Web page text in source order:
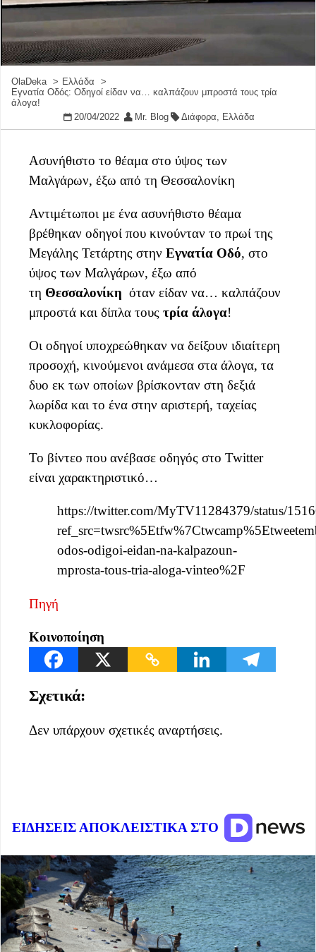
OlaDeka
Ελλάδα
Εγνατία Οδός: Οδηγοί είδαν να… καλπάζουν μπροστά τους τρία
άλογα!
20/04/2022
Mr. Blog Διάφορα, Ελλάδα
Ασυνήθιστο το θέαμα στο ύψος των
Μαλγάρων, έξω από τη Θεσσαλονίκη
Αντιμέτωποι με ένα ασυνήθιστο θέαμα
βρέθηκαν οδηγοί που κινούνταν το πρωί της
Μεγάλης Τετάρτης στην Εγνατία Οδό, στο
ύψος των Μαλγάρων, έξω από
τη Θεσσαλονίκη όταν είδαν να… καλπάζουν
μπροστά και δίπλα τους τρία άλογα!
Οι οδηγοί υποχρεώθηκαν να δείξουν ιδιαίτερη
προσοχή, κινούμενοι ανάμεσα στα άλογα, τα
δυο εκ των οποίων βρίσκονταν στη δεξιά
λωρίδα και το ένα στην αριστερή, ταχείας
κυκλοφορίας.
Το βίντεο που ανέβασε οδηγός στο Twitter
είναι χαρακτηριστικό…
https://twitter.com/MyTV11284379/status/
odos-odigoi-eidan-na-kalpazoun-
mprosta-tous-tria-aloga-vinteo%2F
Πηγή
Κοινοποίηση
Σχετικά:
Δεν υπάρχουν σχετικές αναρτήσεις.
ΕΙΔΗΣΕΙΣ ΑΠΟΚΛΕΙΣΤΙΚΑ ΣΤΟ